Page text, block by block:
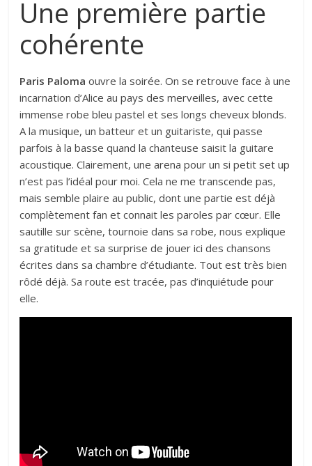
Une première partie
cohérente
Paris Paloma ouvre la soirée. On se retrouve face à une
incarnation d’Alice au pays des merveilles, avec cette
immense robe bleu pastel et ses longs cheveux blonds.
A la musique, un batteur et un guitariste, qui passe
parfois à la basse quand la chanteuse saisit la guitare
acoustique. Clairement, une arena pour un si petit set up
n’est pas l’idéal pour moi. Cela ne me transcende pas,
mais semble plaire au public, dont une partie est déjà
complètement fan et connait les paroles par cœur. Elle
sautille sur scène, tournoie dans sa robe, nous explique
sa gratitude et sa surprise de jouer ici des chansons
écrites dans sa chambre d’étudiante. Tout est très bien
rôdé déjà. Sa route est tracée, pas d’inquiétude pour
elle.